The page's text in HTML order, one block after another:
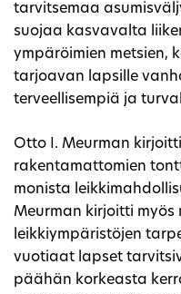
tarvitsemaa
suojaa kasvavalta
ympäröimien metsien,
tarjoavan lapsille
terveellisempiä ja
Otto I. Meurman
rakentamattomien
monista
Meurman kirjoitti myös
leikkiympäristöjen
vuotiaat lapset
päähän korkeasta